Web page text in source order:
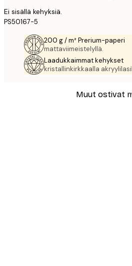
Ei sisällä kehyksiä.
PS50167-5
200 g / m² Prerium-paperi
mattaviimeistelyllä.
Laadukkaimmat kehykset
kristallinkirkkaalla
Muut ostivat